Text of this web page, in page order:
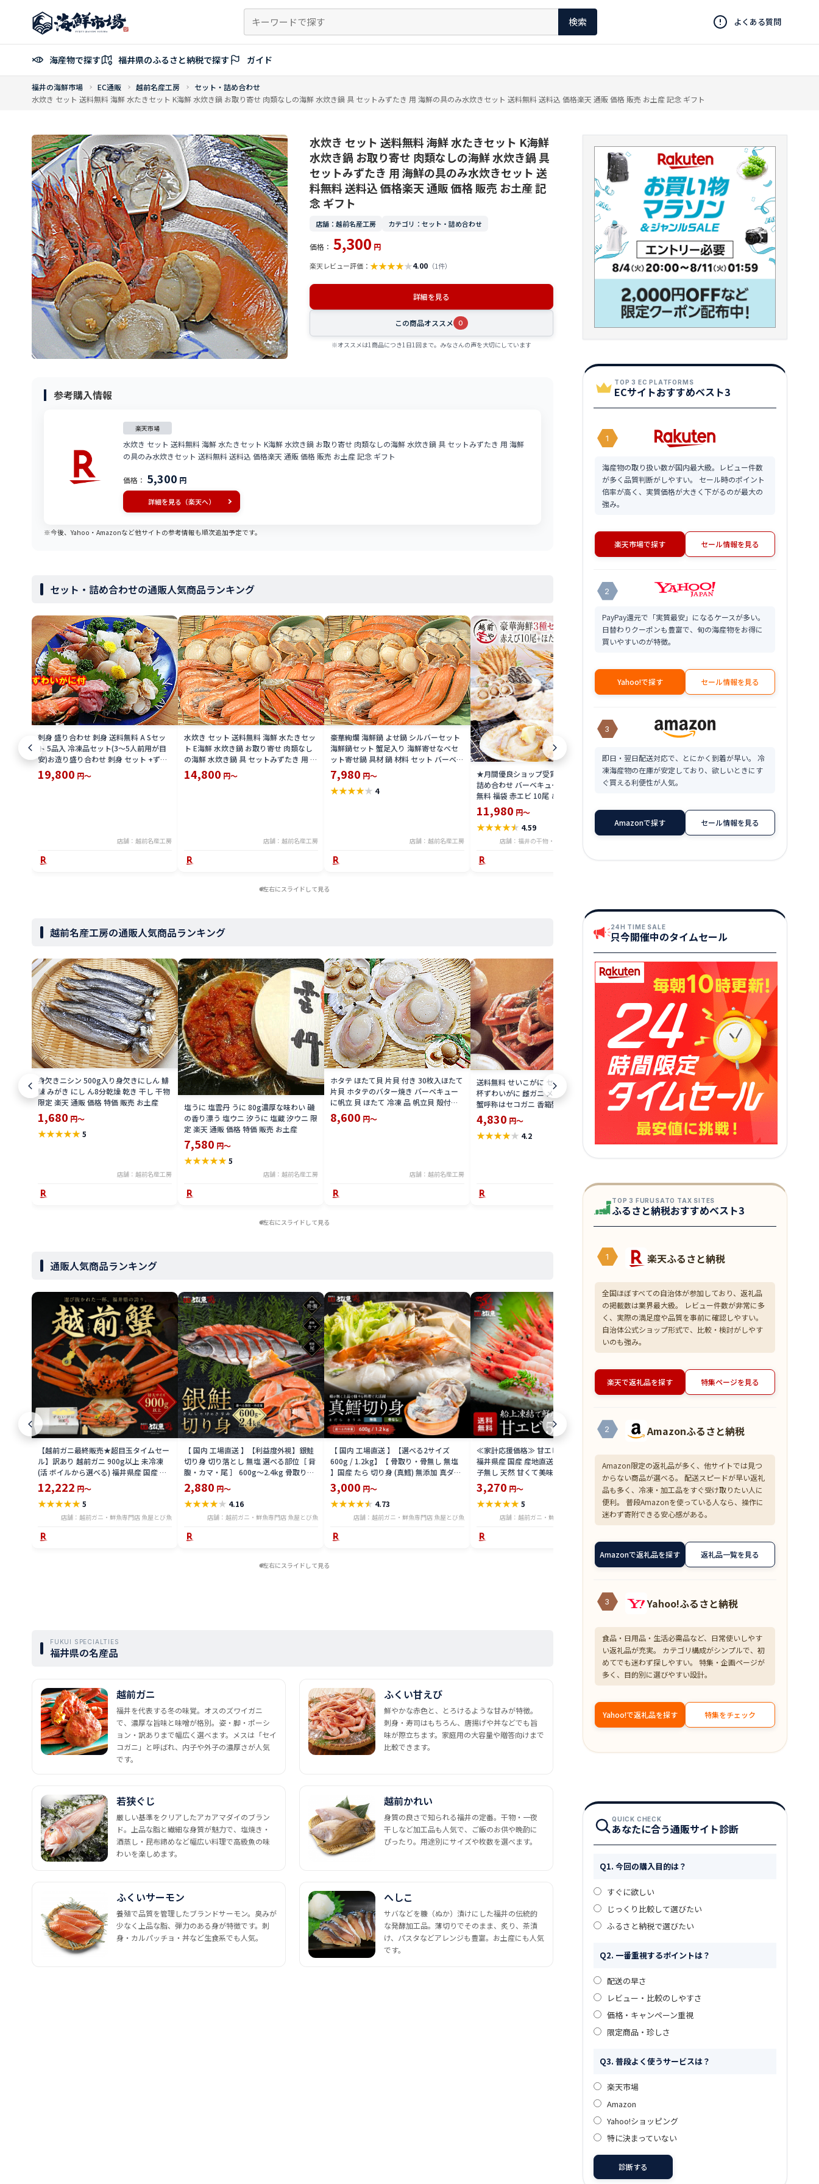
ン
へ
検索 よくある質問
海産物で探す 福井県のふるさと納税で探す ガイド
福井の海鮮市場 EC通販 越前名産工房
セット・詰め合わせ
水炊き セット 送料無料 海鮮 水たきセット K海鮮 水炊き鍋 お取り寄せ 肉類なしの海鮮 水炊き鍋 具 セットみずたき 用 海鮮の具のみ水炊きセット 送料無料 送料込 価格楽天 通販 価格 販売 お土産 記念 ギフト
水炊き セット 送料無料 海鮮 水たきセット K海鮮
水炊き鍋 お取り寄せ 肉類なしの海鮮 水炊き鍋 具
セットみずたき 用 海鮮の具のみ水炊きセット 送
料無料 送料込 価格楽天 通販 価格 販売 お土産 記
念 ギフト
店舗：越前名産工房 カテゴリ：セット・詰め合わせ
価格： 5,300 円
楽天レビュー評価： ★★★★★4.00 （1件）
詳細を見る
この商品オススメ 0
※オススメは1商品につき1日1回まで。みなさんの声を大切にしています
参考購入情報
楽天市場
水炊き セット 送料無料 海鮮 水たきセット K海鮮 水炊き鍋 お取り寄せ 肉類なしの海鮮 水炊き鍋 具 セットみずたき 用 海鮮
の具のみ水炊きセット 送料無料 送料込 価格楽天 通販 価格 販売 お土産 記念 ギフト
価格： 5,300 円
詳細を見る（楽天へ）
※今後、Yahoo・Amazonなど他サイトの参考情報も順次追加予定です。
セット・詰め合わせの通販人気商品ランキング
刺身 盛り合わせ 刺身 送料無料 A Sセッ
ト 5品入 冷凍品セット(3〜5人前用が目
安)お造り盛り合わせ 刺身 セット +ずわ
いがに 2尾 付刺身盛り合わせ+ズワイガ
ニ 姿 身入り刺し身 ずわい 蟹 ズワイカニ
19,800 円～
店舗：越前名産工房
水炊き セット 送料無料 海鮮 水たきセッ
ト E海鮮 水炊き鍋 お取り寄せ 肉類なし
の海鮮 水炊き鍋 具 セットみずたき 用 海
鮮の具のみ水炊きセット 送料無料 送料
込 価格 限定 楽天 通販 価格 特価 販売 お
14,800 円～
店舗：越前名産工房
豪華絢爛 海鮮鍋 よせ鍋 シルバーセット
海鮮鍋セット 蟹足入り 海鮮寄せなべセ
ット寄せ鍋 具材 鍋 材料 セット バーベキ
ュー寄せ鍋セット 海鮮 送料無料(3〜5人
前が目安) 海鮮 水炊き セット 磯鍋 海鮮
セット@ ポイント10倍 10倍ポイント 楽
7,980 円～
★★★★★ 4
店舗：越前名産工房
★月間優良ショップ受賞★ 海鮮 セット
詰め合わせ バーベキューセット 3種 送料
無料 福袋 赤エビ 10尾 ＆ ホタテ 10枚 ＆
あわび 5個 海鮮セット 海鮮鍋 セット 海
鮮グルメ 海鮮おせち 海鮮丼 おせち 海鮮
バーベキューセット 海鮮BBQセット【冷
11,980 円～
★★★★★ 4.59
店舗：福井の干物・西京漬専門 越前宝や
★月間優良ショップ受賞★ 海鮮 セット
詰め合わせ 海鮮バーベキューセット 6種
ーベキュー 食材 セット 海鮮セット バー
ベキュー シーフード BBQ 福袋 海鮮グル
5,860円～
ニ ホタテ エ
老
7,000
左右にスライドして見る
越前名産工房の通販人気商品ランキング
身欠きニシン 500g入り身欠きにしん 鯡
鰊 みがき にし ん8分乾燥 乾き 干し 干物
限定 楽天 通販 価格 特価 販売 お土産
1,680 円～
★★★★★5
店舗：越前名産工房
塩うに 塩雲丹 うに 80g濃厚な味わい 磯
の香り漂う 塩ウニ 汐うに 塩蔵 汐ウニ 限
定 楽天 通販 価格 特価 販売 お土産
7,580 円～
★★★★★5
店舗：越前名産工房
ホタテ ほたて貝 片貝 付き 30枚入ほたて
片貝 ホタテのバター焼き バーベキュー
に帆立 貝 ほたて 冷凍 品 帆立貝 殻付き
ホタテ貝 要 加熱調理 ホタテ 殻付き 限定
楽天 通販 価格 特価 販売 お土産
8,600 円～
店舗：越前名産工房
送料無料 せいこがに セイコ 蟹Mサイズ2
杯ずわいがに 雌ガニ メス ガニ が せいこ
蟹呼称はセコガニ 香箱蟹 こっぺがに せ
こがに 親がに メガニ コウバコガニめが
に せこ蟹 こうばこがに 香箱ガニ 外子 内
子限定 楽天 通販 価格 特価 販売 お土産
4,830 円～
★★★★★ 4.2
浜ぬか鯖 半身分 切身1切れ 送料無料鯖の
ぬか漬け へしこ鯖 メール便でのお届け
へしこ 鯖 さば サバ へしこ 通販 福井 伝
統食楽天 通販 価格 販売 母の日 記念 ギ
★★★★ 3.64
浜ぬか鯖 半身
しこの食べ方
左右にスライドして見る
通販人気商品ランキング
【越前ガニ最終販売★超目玉タイムセー
ル】訳あり 越前ガニ 900g以上 未冷凍
(活 ボイルから選べる) 福井県産 国産 産
地直送 脚折れ 訳ありカニ 越前がに ズワ
イガニ 越前 かに 送料無料 etz-900w
12,222 円～
★★★★★5
店舗：越前ガニ・鮮魚専門店 魚屋とび魚
【 国内 工場直送 】【利益度外視】銀鮭
切り身 切り落とし 無塩 選べる部位［ 背
腹・カマ・尾 ］ 600g〜2.4kg 骨取り・
骨無し 骨あり 切り落とし 骨取り・骨無
し 切身 ses2301-12ka
2,880 円～
★★★★★ 4.16
店舗：越前ガニ・鮮魚専門店 魚屋とび魚
【 国内 工場直送 】【選べる2サイズ
600g / 1.2kg】【 骨取り・骨無し 無塩
】国産 たら 切り身 (真鱈) 無添加 真ダラ
骨抜き 鍋 フライ ホイル焼き 送料無料
tar2306-12ka
3,000 円～
★★★★★ 4.73
店舗：越前ガニ・鮮魚専門店 魚屋とび魚
≪家計応援価格≫ 甘エビ 500g 約50尾
福井県産 国産 産地直送 大容量 業務用
子無し 天然 甘くて美味しい あまえび ア
マエビ お刺身 お寿司 バーベキュー 船上
凍結 送料無料 amaebis
3,270 円～
★★★★★5
店舗：越前ガニ・鮮魚専門店 魚屋とび魚
(解凍後800g) 蟹 かに 冷凍 訳あり 送料無
料 zkani2410
6,999 円～
★★★★★4.33
店舗：越前ガニ・鮮魚専門店 魚屋とび魚
左右にスライドして見る
FUKUI SPECIALTIES
福井県の名産品
越前ガニ
福井を代表する冬の味覚。オスのズワイガニ
で、濃厚な旨味と味噌が格別。姿・脚・ポーシ
ョン・訳ありまで幅広く選べます。メスは「セイ
コガニ」と呼ばれ、内子や外子の濃厚さが人気
です。
ふくい甘えび
鮮やかな赤色と、とろけるような甘みが特徴。
刺身・寿司はもちろん、唐揚げや丼などでも旨
味が際立ちます。家庭用の大容量や贈答向けまで
比較できます。
若狭ぐじ
厳しい基準をクリアしたアカアマダイのブラン
ド。上品な脂と繊細な身質が魅力で、塩焼き・
酒蒸し・昆布締めなど幅広い料理で高級魚の味
わいを楽しめます。
越前かれい
身質の良さで知られる福井の定番。干物・一夜
干しなど加工品も人気で、ご飯のお供や晩酌に
ぴったり。用途別にサイズや枚数を選べます。
ふくいサーモン
養殖で品質を管理したブランドサーモン。臭みが
少なく上品な脂、弾力のある身が特徴です。刺
身・カルパッチョ・丼など生食系でも人気。
へしこ
サバなどを糠（ぬか）漬けにした福井の伝統的
な発酵加工品。薄切りでそのまま、炙り、茶漬
け、パスタなどアレンジも豊富。お土産にも人気
です。
TOP 3 EC PLATFORMS
ECサイトおすすめベスト3
1
海産物の取り扱い数が国内最大級。レビュー件数
が多く品質判断がしやすい。 セール時のポイント
倍率が高く、実質価格が大きく下がるのが最大の
強み。
楽天市場で探す セール情報を見る
2
PayPay還元で「実質最安」になるケースが多い。
日替わりクーポンも豊富で、旬の海産物をお得に
買いやすいのが特徴。
Yahoo!で探す セール情報を見る
3
即日・翌日配送対応で、とにかく到着が早い。 冷
凍海産物の在庫が安定しており、欲しいときにす
ぐ買える利便性が人気。
Amazonで探す セール情報を見る
24H TIME SALE
只今開催中のタイムセール
TOP 3 FURUSATO TAX SITES
ふるさと納税おすすめベスト3
1 楽天ふるさと納税
全国ほぼすべての自治体が参加しており、返礼品
の掲載数は業界最大級。 レビュー件数が非常に多
く、実際の満足度や品質を事前に確認しやすい。
自治体公式ショップ形式で、比較・検討がしやす
いのも強み。
楽天で返礼品を探す 特集ページを見る
2 Amazonふるさと納税
Amazon限定の返礼品が多く、他サイトでは見つ
からない商品が選べる。 配送スピードが早い返礼
品も多く、冷凍・加工品をすぐ受け取りたい人に
便利。 普段Amazonを使っている人なら、操作に
迷わず寄附できる安心感がある。
Amazonで返礼品を探す 返礼品一覧を見る
3 Yahoo!ふるさと納税
食品・日用品・生活必需品など、日常使いしやす
い返礼品が充実。 カテゴリ構成がシンプルで、初
めてでも迷わず探しやすい。 特集・企画ページが
多く、目的別に選びやすい設計。
Yahoo!で返礼品を探す 特集をチェック
QUICK CHECK
あなたに合う通販サイト診断
Q1. 今回の購入目的は？
すぐに欲しい
じっくり比較して選びたい
ふるさと納税で選びたい
Q2. 一番重視するポイントは？
配送の早さ
レビュー・比較のしやすさ
価格・キャンペーン重視
限定商品・珍しさ
Q3. 普段よく使うサービスは？
楽天市場
Amazon
Yahoo!ショッピング
特に決まっていない
診断する